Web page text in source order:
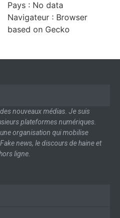
Pays : No data
Navigateur : Browser
based on Gecko
nouveaux médias. Je suis
plateformes numériques.
organisation qui mobilise
news, le discours de haine et
ligne.